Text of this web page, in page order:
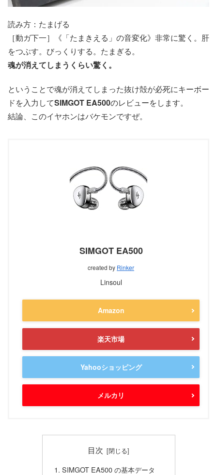
読み方：たまげる
［動ガ下一］《「たまきえる」の音変化》非常に驚く。肝
をつぶす。びっくりする。たまぎる。
魂が消えてしまうくらい驚く。
ということで魂が消えてしまった抜け殻が必死にキーボー
ドを入力してSIMGOT EA500のレビューをします。
結論、このイヤホンはバケモンですぜ。
SIMGOT EA500
created by Rinker
Linsoul
Amazon
楽天市場
Yahooショッピング
メルカリ
目次
SIMGOT EA500 の基本データ